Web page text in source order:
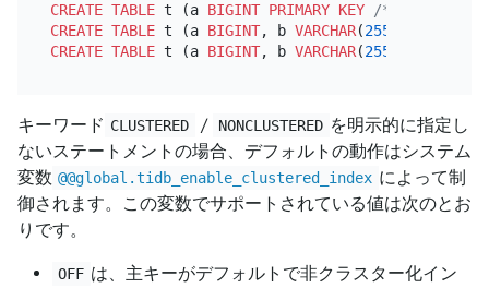
CREATE TABLE t (a BIGINT PRIMARY KEY /
CREATE TABLE t (a BIGINT, b VARCHAR(255
CREATE TABLE t (a BIGINT, b VARCHAR(255
キーワード CLUSTERED / NONCLUSTERED を明示的に指定し
ないステートメントの場合、デフォルトの動作はシステム
変数 @@global.tidb_enable_clustered_index によって制
御されます。この変数でサポートされている値は次のとお
りです。
OFF は、主キーがデフォルトで非クラスター化イン